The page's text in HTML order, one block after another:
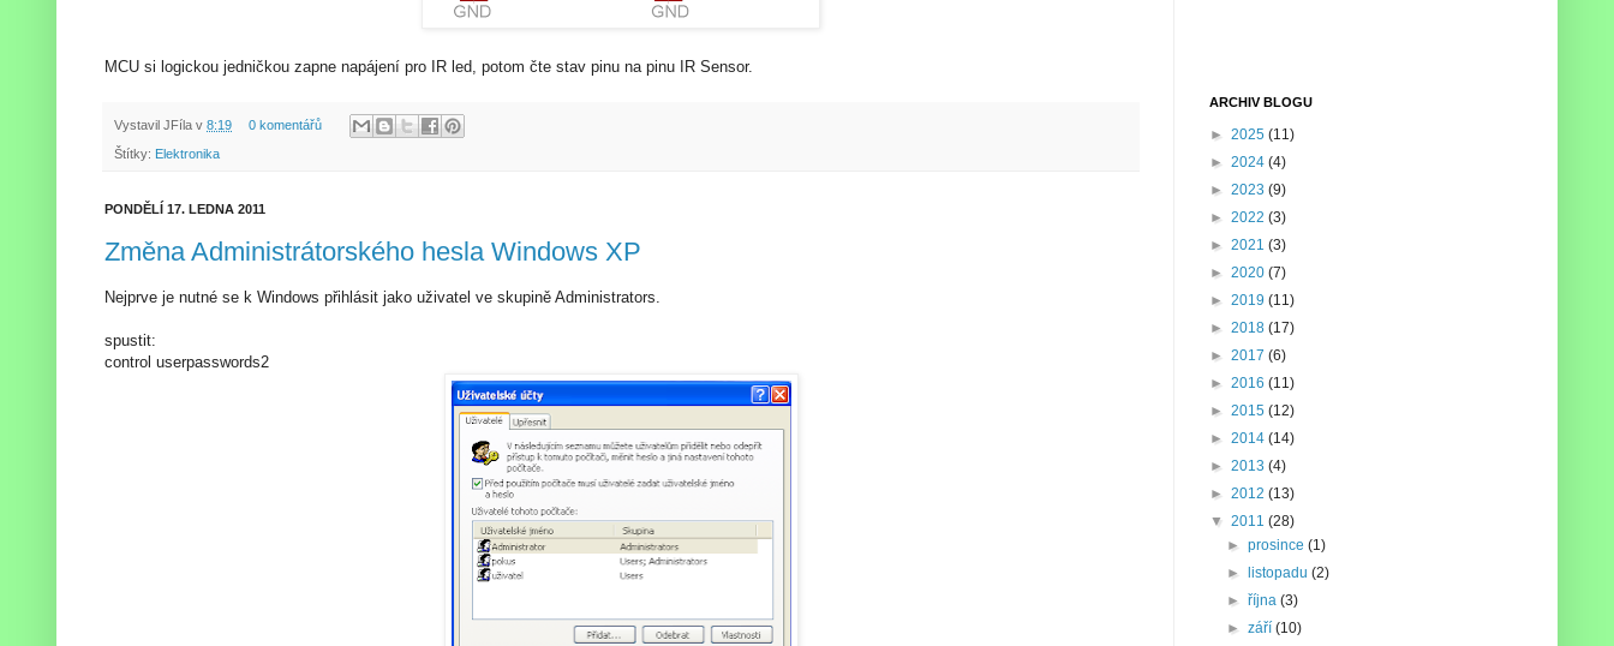
MCU si logickou jedničkou zapne napájení pro IR led, potom čte stav pinu na pinu IR Sensor.
Vystavil JFíla v 8:19 0 komentářů
Štítky: Elektronika
PONDĚLÍ 17. LEDNA 2011
Změna Administrátorského hesla Windows XP
Nejprve je nutné se k Windows přihlásit jako uživatel ve skupině Administrators.
spustit:
control userpasswords2
ARCHIV BLOGU
► 2025 (11)
► 2024 (4)
► 2023 (9)
► 2022 (3)
► 2021 (3)
► 2020 (7)
► 2019 (11)
► 2018 (17)
► 2017 (6)
► 2016 (11)
► 2015 (12)
► 2014 (14)
► 2013 (4)
► 2012 (13)
▼ 2011 (28)
►prosince(1)
►
listopadu(2)
►října(3)
►září(10)